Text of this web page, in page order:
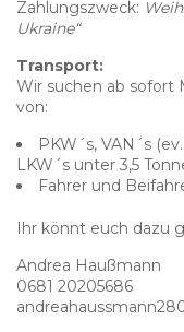
Zahlungszweck:
Ukraine“
Transport:
Wir suchen ab sofort
von:
PKW´s, VAN´s
LKW´s unter 3,5
Fahrer und
Ihr könnt euch dazu
Andrea Haußmann
0681 20205686